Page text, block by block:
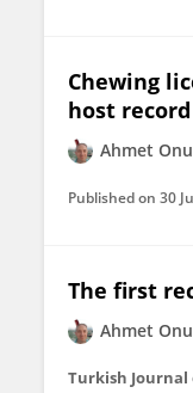
Chewing
host record
Ahmet
Published on 30
The first
Ahmet
Turkish Journal